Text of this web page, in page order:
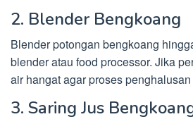
2. Blender Bengkoang
Blender potongan bengkoang
blender atau food processor. Jika
air hangat agar proses
3. Saring Jus